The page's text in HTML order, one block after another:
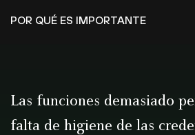
Las funciones demasiado
falta de higiene de las